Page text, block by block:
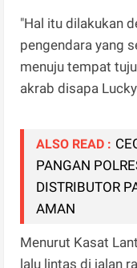
"Hal itu dilakukan
pengendara yang
menuju tempat
akrab disapa
ALSO READ :
PANGAN
DISTRIBUTOR
AMAN
Menurut Kasat
lalu lintas di jalan